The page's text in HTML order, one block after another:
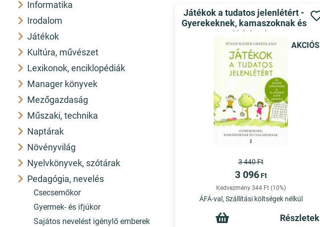
Informatika
Irodalom
Játékok
Kultúra, művészet
Lexikonok, enciklopédiák
Manager könyvek
Mezőgazdaság
Műszaki, technika
Naptárak
Növényvilág
Nyelvkönyvek, szótárak
Pedagógia, nevelés
Csecsemőkor
Gyermek- és ifjúkor
Sajátos nevelést igénylő emberek
AKCIÓS
Játékok a tudatos jelenlétért -
Gyerekeknek, kamaszoknak és
családoknak
3 440 Ft
3 096 Ft
Kedvezmény 344 Ft (10%)
ÁFÁ-val, Szállítási költségek nélkül
Részletek